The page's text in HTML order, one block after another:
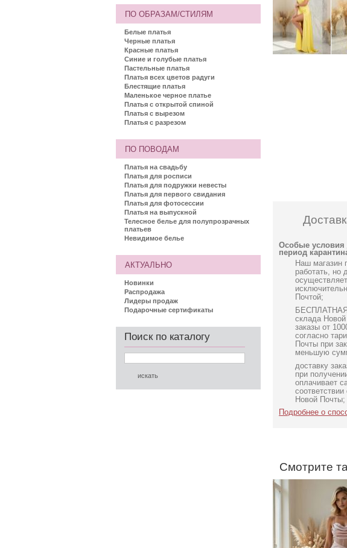
Особые условия
период
Наш магазин
работать, но
Почтой;
БЕСПЛАТНАЯ
склада
заказы от
согласно
Почты при
меньшую
доставку
при
оплачивает
Новой Почты;
Подробнее о
Смотрите
Пудровое
корсетное
ПО ОБРАЗАМ/СТИЛЯМ
Белые платья
Черные платья
Красные платья
Синие и голубые платья
Пастельные платья
Платья всех цветов радуги
Блестящие платья
Маленькое черное платье
Платья с открытой спиной
Платья с вырезом
Платья с разрезом
ПО ПОВОДАМ
Платья на свадьбу
Платья для росписи
Платья для подружки невесты
Платья для первого свидания
Платья для фотосессии
Платья на выпускной
Телесное белье для полупрозрачных
платьев
Невидимое белье
АКТУАЛЬНО
Новинки
Распродажа
Лидеры продаж
Подарочные сертификаты
Поиск по каталогу